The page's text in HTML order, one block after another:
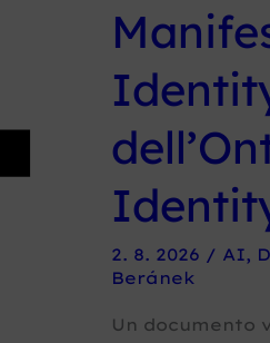
Ontology
of
Digital
Identity
(ODI)
선
언
문
2. 8. 2026 / AI,
Beránek
Un documento